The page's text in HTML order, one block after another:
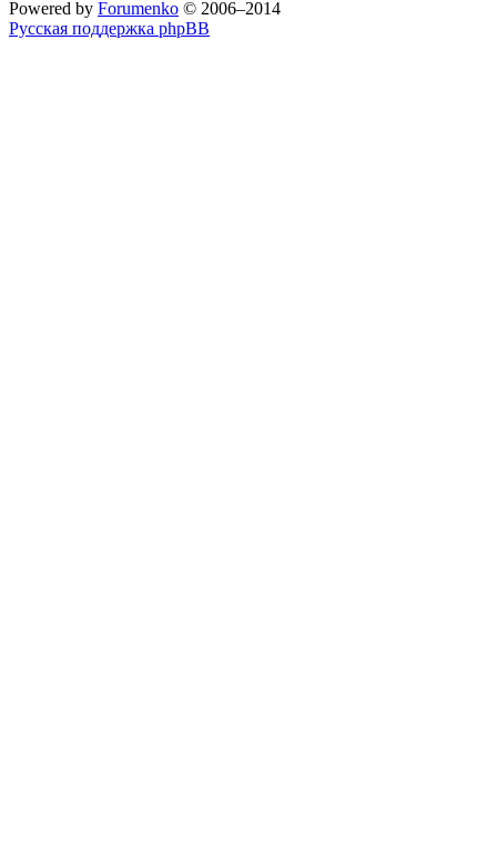
Powered by Forumenko © 2006–2014
Русская поддержка phpBB